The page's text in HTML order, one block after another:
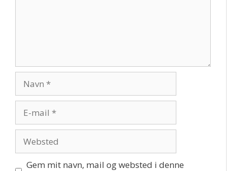
mail
Gem mit navn, mail og websted i denne